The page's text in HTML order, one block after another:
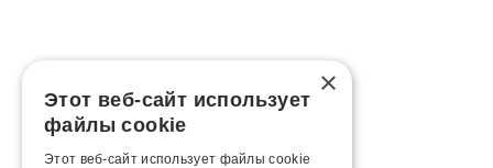
×
Этот веб-сайт использует
файлы cookie
Этот веб-сайт использует файлы cookie